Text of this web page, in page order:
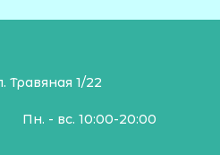
Травяная 1/22
Пн. - вс. 10:00-20:00